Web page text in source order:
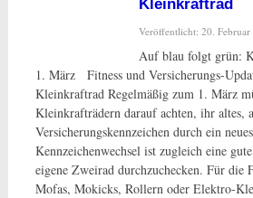
Kleinkraftrad
Veröffentlicht: 20. Februar
Auf blau folgt grün:
1. März Fitness und Versicherungs-
Kleinkraftrad Regelmäßig zum 1. März
Kleinkrafträdern darauf achten, ihr altes,
Versicherungskennzeichen durch ein
Kennzeichenwechsel ist zugleich eine
eigene Zweirad durchzuchecken. Für die
Mofas, Mokicks, Rollern oder Elektro-